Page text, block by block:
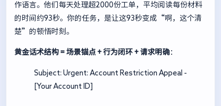
作语言。他们每天处理超2000份工单，平均阅读每份材料
的时间约93秒。你的任务，是让这93秒变成“啊，这个清
楚”的顿悟时刻。
黄金话术结构 = 场景锚点 + 行为闭环 + 请求明确 ：
Subject: Urgent: Account Restriction Appeal -
[Your Account ID]